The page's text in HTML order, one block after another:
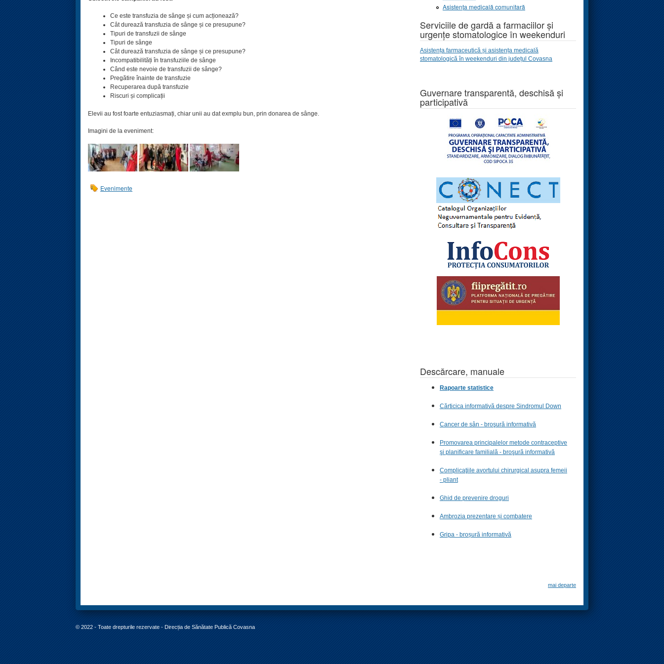
Ce este transfuzia de sânge și cum acționează?
Cât durează transfuzia de sânge și ce presupune?
Tipuri de transfuzii de sânge
Tipuri de sânge
Cât durează transfuzia de sânge și ce presupune?
Incompatibilități în transfuziile de sânge
Când este nevoie de transfuzii de sânge?
Pregătire înainte de transfuzie
Recuperarea după transfuzie
Riscuri și complicații
Elevii au fost foarte entuziasmați, chiar unii au dat exmplu bun, prin donarea de sânge.
Imagini de la eveniment:
Evenimente
Asistența medicală comunitară
Serviciile de gardă a farmaciilor și
urgențe stomatologice în weekenduri
Asistența farmaceutică și asistența medicală
stomatologică în weekenduri din județul Covasna
Guvernare transparentă, deschisă și
participativă
Descărcare, manuale
Rapoarte statistice
Cărticica informativă despre Sindromul Down
Cancer de sân - broşură informativă
Promovarea principalelor metode contraceptive
şi planificare familială - broşură informativă
Complicaţiile avortului chirurgical asupra femeii
- pliant
Ghid de prevenire droguri
Ambrozia prezentare și combatere
Gripa - broșură informativă
mai departe
© 2022 - Toate drepturile rezervate - Direcția de Sănătate Publică Covasna